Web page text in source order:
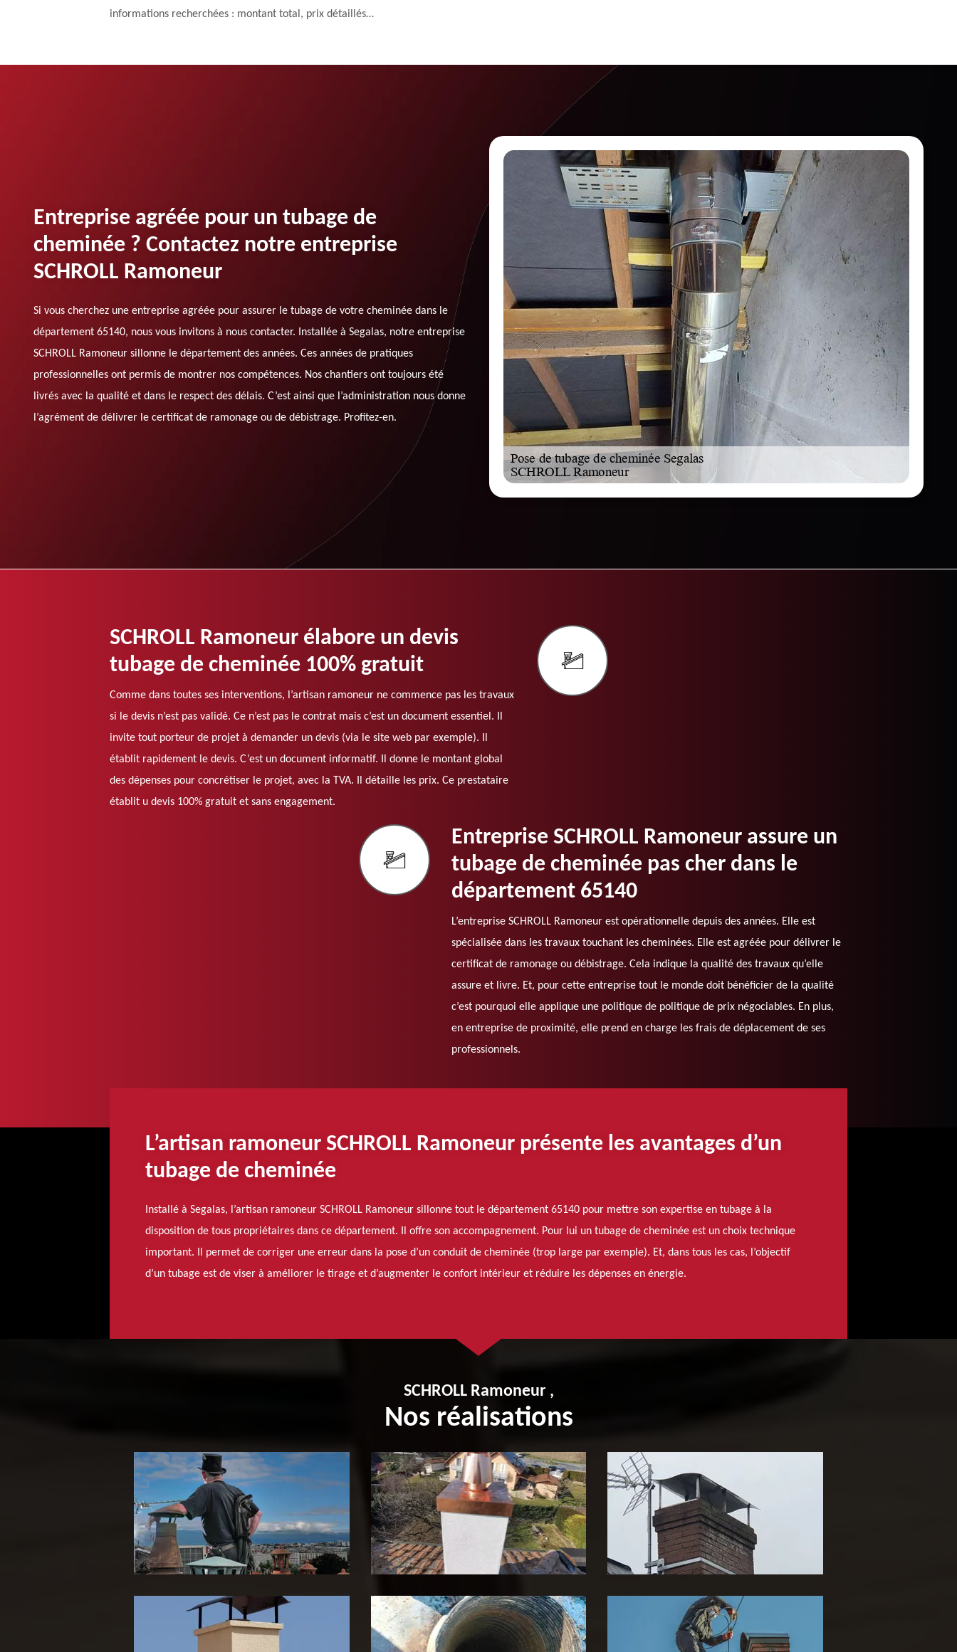
informations recherchées : montant total, prix détaillés…
Entreprise agréée pour un tubage de
cheminée ? Contactez notre entreprise
SCHROLL Ramoneur
Si vous cherchez une entreprise agréée pour assurer le tubage de votre cheminée dans le
département 65140, nous vous invitons à nous contacter. Installée à Segalas, notre entreprise
SCHROLL Ramoneur sillonne le département des années. Ces années de pratiques
professionnelles ont permis de montrer nos compétences. Nos chantiers ont toujours été
livrés avec la qualité et dans le respect des délais. C’est ainsi que l’administration nous donne
l’agrément de délivrer le certificat de ramonage ou de débistrage. Profitez-en.
SCHROLL Ramoneur élabore un devis
tubage de cheminée 100% gratuit
Comme dans toutes ses interventions, l’artisan ramoneur ne commence pas les travaux
si le devis n’est pas validé. Ce n’est pas le contrat mais c’est un document essentiel. Il
invite tout porteur de projet à demander un devis (via le site web par exemple). Il
établit rapidement le devis. C’est un document informatif. Il donne le montant global
des dépenses pour concrétiser le projet, avec la TVA. Il détaille les prix. Ce prestataire
établit u devis 100% gratuit et sans engagement.
Entreprise SCHROLL Ramoneur assure un
tubage de cheminée pas cher dans le
département 65140
L’entreprise SCHROLL Ramoneur est opérationnelle depuis des années. Elle est
spécialisée dans les travaux touchant les cheminées. Elle est agréée pour délivrer le
certificat de ramonage ou débistrage. Cela indique la qualité des travaux qu’elle
assure et livre. Et, pour cette entreprise tout le monde doit bénéficier de la qualité
c’est pourquoi elle applique une politique de politique de prix négociables. En plus,
en entreprise de proximité, elle prend en charge les frais de déplacement de ses
professionnels.
L’artisan ramoneur SCHROLL Ramoneur présente les avantages d’un
tubage de cheminée
Installé à Segalas, l’artisan ramoneur SCHROLL Ramoneur sillonne tout le département 65140 pour mettre son expertise en tubage à la
disposition de tous propriétaires dans ce département. Il offre son accompagnement. Pour lui un tubage de cheminée est un choix technique
important. Il permet de corriger une erreur dans la pose d’un conduit de cheminée (trop large par exemple). Et, dans tous les cas, l’objectif
d’un tubage est de viser à améliorer le tirage et d’augmenter le confort intérieur et réduire les dépenses en énergie.
SCHROLL Ramoneur ,
Nos réalisations
Ramoneur 65
Pose de tubage de cheminée
65
Pose de chapeau de
cheminée 65